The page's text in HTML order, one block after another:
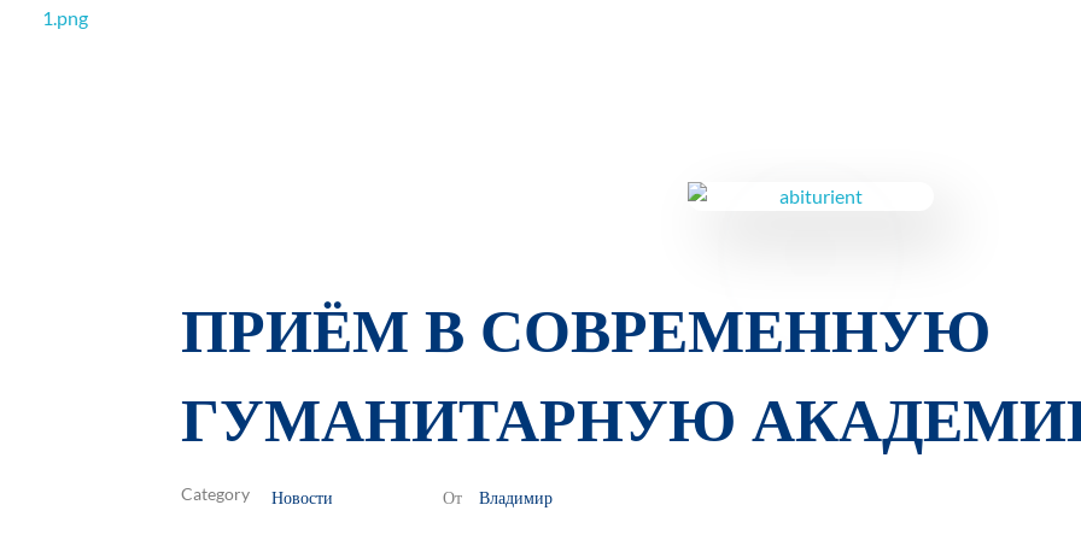
ПРИЁМ В СОВРЕМЕННУЮ
ГУМАНИТАРНУЮ
От Владимир
Новости